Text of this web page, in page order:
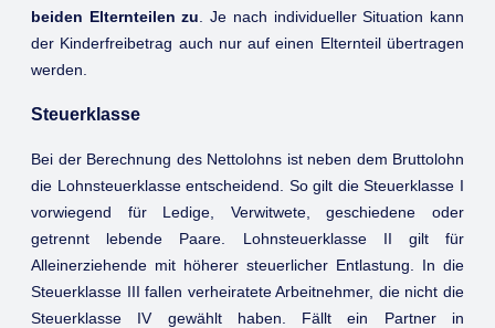
beiden Elternteilen zu . Je nach individueller Situation kann
der Kinderfreibetrag auch nur auf einen Elternteil übertragen
werden.
Steuerklasse
Bei der Berechnung des Nettolohns ist neben dem Bruttolohn
die Lohnsteuerklasse entscheidend. So gilt die Steuerklasse I
vorwiegend für Ledige, Verwitwete, geschiedene oder
getrennt lebende Paare. Lohnsteuerklasse II gilt für
Alleinerziehende mit höherer steuerlicher Entlastung. In die
Steuerklasse III fallen verheiratete Arbeitnehmer, die nicht die
Steuerklasse IV gewählt haben. Fällt ein Partner in